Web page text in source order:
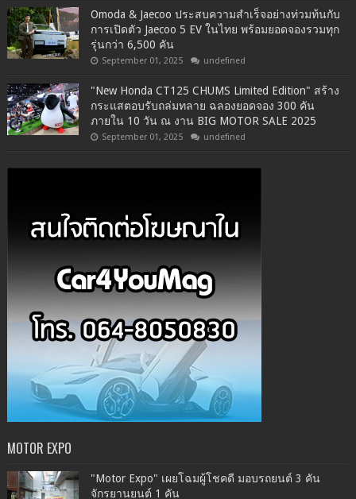
Omoda & Jaecoo ประสบความสำเร็จอย่างท่วมท้นกับ
การเปิดตัว Jaecoo 5 EV ในไทย พร้อมยอดจองรวมทุก
รุ่นกว่า 6,500 คัน
September 01, 2025 undefined
"New Honda CT125 CHUMS Limited Edition" สร้าง
กระแสตอบรับถล่มทลาย ฉลองยอดจอง 300 คัน
ภายใน 10 วัน ณ งาน BIG MOTOR SALE 2025
September 01, 2025 undefined
MOTOR EXPO
"Motor Expo" เผยโฉมผู้โชคดี มอบรถยนต์ 3 คัน
จักรยานยนต์ 1 คัน